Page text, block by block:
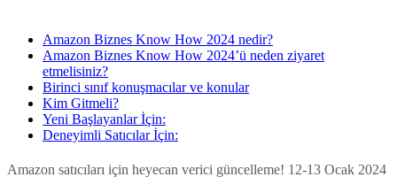
Amazon Biznes Know How 2024 nedir?
Amazon Biznes Know How 2024’ü neden ziyaret
etmelisiniz?
Birinci sınıf konuşmacılar ve konular
Kim Gitmeli?
Yeni Başlayanlar İçin:
Deneyimli Satıcılar İçin:
Amazon satıcıları için heyecan verici güncelleme! 12-13 Ocak 2024